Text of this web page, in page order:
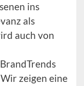
ins
als
auch von
zeigen eine